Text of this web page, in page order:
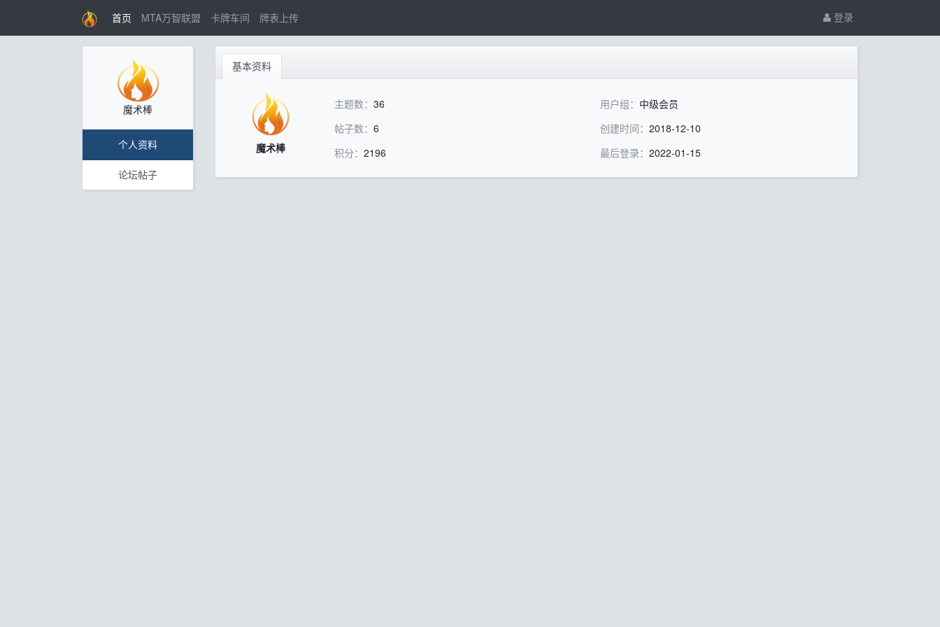
首页 MTA万智联盟 卡牌车间 牌表上传 登录
魔术棒
个人资料
论坛帖子
基本资料
魔术棒
主题数： 36
帖子数： 6
积分： 2196
用户组： 中级会员
创建时间：2018-12-10
最后登录：2022-01-15